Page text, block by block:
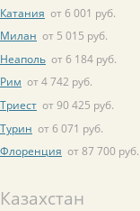
Катания от 6 001 руб.
Милан от 5 015 руб.
Неаполь от 6 184 руб.
Рим от 4 742 руб.
Триест от 90 425 руб.
Турин от 6 071 руб.
Флоренция от 87 700 руб.
Казахстан